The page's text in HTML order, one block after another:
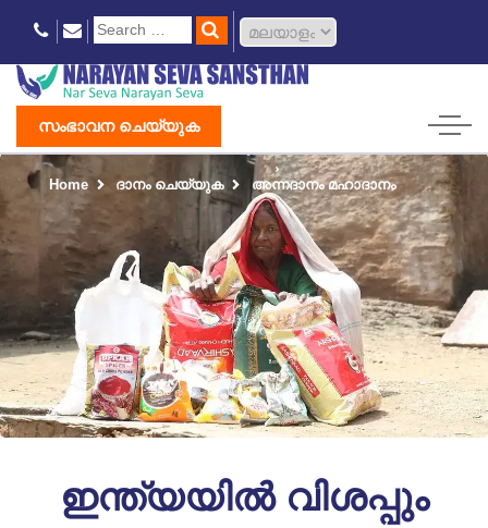
സംഭാവന ചെയ്യുക
Home ദാനം ചെയ്യുക അന്നദാനം മഹാദാനം
ഇന്ത്യയിൽ വിശപ്പും